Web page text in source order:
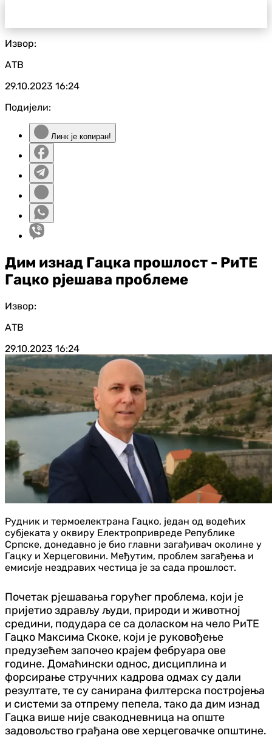
Извор:
АТВ
29.10.2023 16:24
Подијели:
Линк је копиран!
Дим изнад Гацка прошлост - РиТЕ
Гацко рјешава проблеме
Извор:
АТВ
29.10.2023 16:24
Рудник и термоелектрана Гацко, један од водећих
субјеката у оквиру Електропривреде Републике
Српске, донедавно је био главни загађивач околине у
Гацку и Херцеговини. Међутим, проблем загађења и
емисије нездравих честица је за сада прошлост.
Почетак рјешавања горућег проблема, који је
пријетио здрављу људи, природи и животној
средини, подудара се са доласком на чело РиТЕ
Гацко Максима Скоке, који је руковођење
предузећем започео крајем фебруара ове
године. Домаћински однос, дисциплина и
форсирање стручних кадрова одмах су дали
резултате, те су санирана филтерска постројења
и системи за отпрему пепела, тако да дим изнад
Гацка више није свакодневница на опште
задовољство грађана ове херцеговачке општине.